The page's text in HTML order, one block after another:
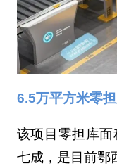
6.5万平方米零
该项目零担库
七成，是目前鄂